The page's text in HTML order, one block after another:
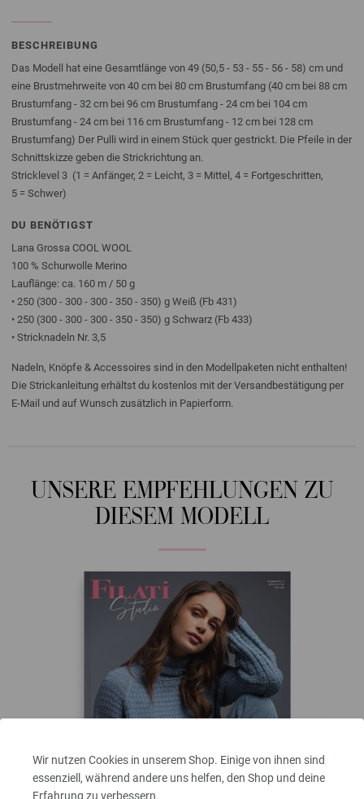
Wir nutzen Cookies in unserem Shop. Einige von ihnen sind
essenziell, während andere uns helfen, den Shop und deine
Erfahrung zu verbessern.
BESCHREIBUNG
Das Modell hat eine Gesamtlänge von 49 (50,5 - 53 - 55 - 56 - 58) cm und
eine Brustmehrweite von 40 cm bei 80 cm Brustumfang (40 cm bei 88 cm
Brustumfang - 32 cm bei 96 cm Brustumfang - 24 cm bei 104 cm
Brustumfang - 24 cm bei 116 cm Brustumfang - 12 cm bei 128 cm
Brustumfang) Der Pulli wird in einem Stück quer gestrickt. Die Pfeile in der
Schnittskizze geben die Strickrichtung an.
Stricklevel 3 (1 = Anfänger, 2 = Leicht, 3 = Mittel, 4 = Fortgeschritten,
5 = Schwer)
DU BENÖTIGST
Lana Grossa COOL WOOL
100 % Schurwolle Merino
Lauflänge: ca. 160 m / 50 g
• 250 (300 - 300 - 300 - 350 - 350) g Weiß (Fb 431)
• 250 (300 - 300 - 300 - 350 - 350) g Schwarz (Fb 433)
• Stricknadeln Nr. 3,5
Nadeln, Knöpfe & Accessoires sind in den Modellpaketen nicht enthalten!
Die Strickanleitung erhältst du kostenlos mit der Versandbestätigung per
E-Mail und auf Wunsch zusätzlich in Papierform.
UNSERE EMPFEHLUNGEN ZU
DIESEM MODELL